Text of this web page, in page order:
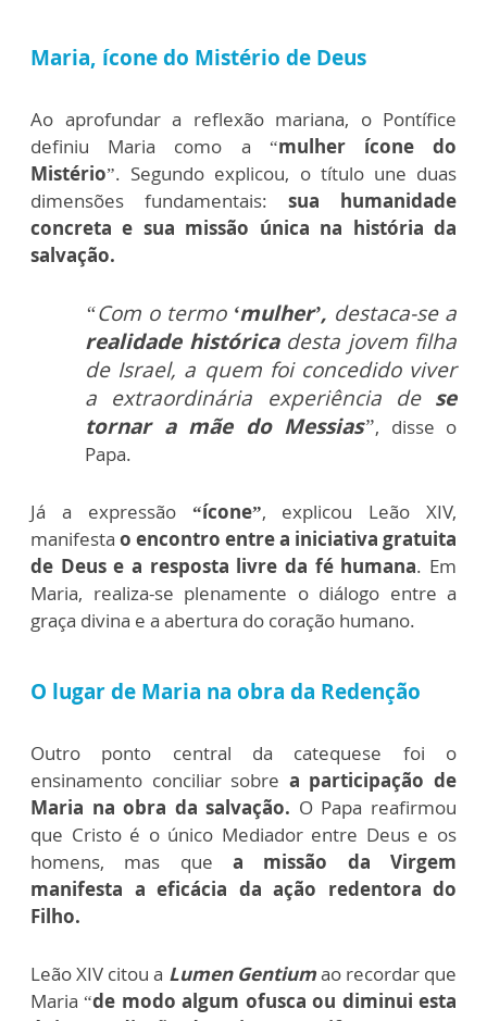
Maria, ícone do Mistério de Deus
Ao aprofundar a reflexão mariana, o Pontífice
definiu Maria como a “mulher ícone do
Mistério”. Segundo explicou, o título une duas
dimensões fundamentais: sua humanidade
concreta e sua missão única na história da
salvação.
“Com o termo ‘mulher’, destaca-se a
realidade histórica desta jovem filha
de Israel, a quem foi concedido viver
a extraordinária experiência dese
tornar a mãe do Messias”, disse o
Papa.
Já a expressão “ícone”, explicou Leão XIV,
manifesta o encontro entre a iniciativa gratuita
de Deus e a resposta livre da fé humana. Em
Maria, realiza-se plenamente o diálogo entre a
graça divina e a abertura do coração humano.
O lugar de Maria na obra da Redenção
Outro ponto central da catequese foi o
ensinamento conciliar sobre a participação de
Maria na obra da salvação. O Papa reafirmou
que Cristo é o único Mediador entre Deus e os
homens, mas que a missão da Virgem
manifesta a eficácia da ação redentora do
Filho.
Leão XIV citou a Lumen Gentiumao recordar que
Maria “de modo algum ofusca ou diminui esta